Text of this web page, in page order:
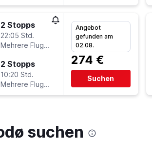
2 Stopps
22:05 Std.
Mehrere Fluglinien
2 Stopps
10:20 Std.
Mehrere Fluglinien
Angebot
gefunden am
02.08.
274 €
Suchen
suchen